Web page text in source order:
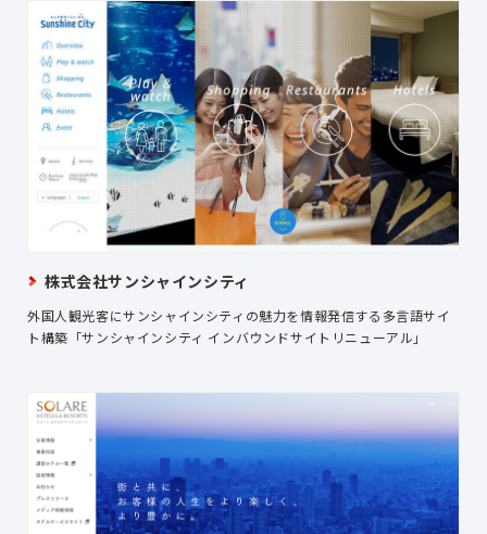
株式会社サンシャインシティ
外国人観光客にサンシャインシティの魅力を情報発信する多言語サイ
ト構築「サンシャインシティ インバウンドサイトリニューアル」